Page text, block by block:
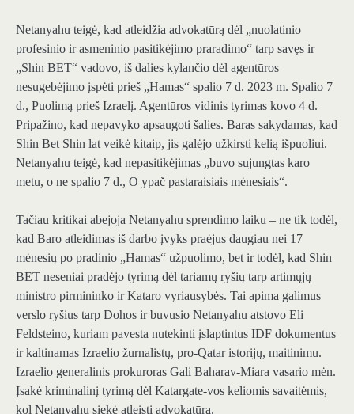
Netanyahu teigė, kad atleidžia advokatūrą dėl „nuolatinio
profesinio ir asmeninio pasitikėjimo praradimo“ tarp savęs ir
„Shin BET“ vadovo, iš dalies kylančio dėl agentūros
nesugebėjimo įspėti prieš „Hamas“ spalio 7 d. 2023 m. Spalio 7
d., Puolimą prieš Izraelį. Agentūros vidinis tyrimas kovo 4 d.
Pripažino, kad nepavyko apsaugoti šalies. Baras sakydamas, kad
Shin Bet Shin lat veikė kitaip, jis galėjo užkirsti kelią išpuoliui.
Netanyahu teigė, kad nepasitikėjimas „buvo sujungtas karo
metu, o ne spalio 7 d., O ypač pastaraisiais mėnesiais“.
Tačiau kritikai abejoja Netanyahu sprendimo laiku – ne tik todėl,
kad Baro atleidimas iš darbo įvyks praėjus daugiau nei 17
mėnesių po pradinio „Hamas“ užpuolimo, bet ir todėl, kad Shin
BET neseniai pradėjo tyrimą dėl tariamų ryšių tarp artimųjų
ministro pirmininko ir Kataro vyriausybės. Tai apima galimus
verslo ryšius tarp Dohos ir buvusio Netanyahu atstovo Eli
Feldsteino, kuriam pavesta nutekinti įslaptintus IDF dokumentus
ir kaltinamas Izraelio žurnalistų, pro-Qatar istorijų, maitinimu.
Izraelio generalinis prokuroras Gali Baharav-Miara vasario mėn.
Įsakė kriminalinį tyrimą dėl Katargate-vos keliomis savaitėmis,
kol Netanyahu siekė atleisti advokatūrą.